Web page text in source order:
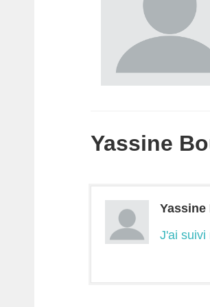
Yassine
Yassine
J'ai suivi